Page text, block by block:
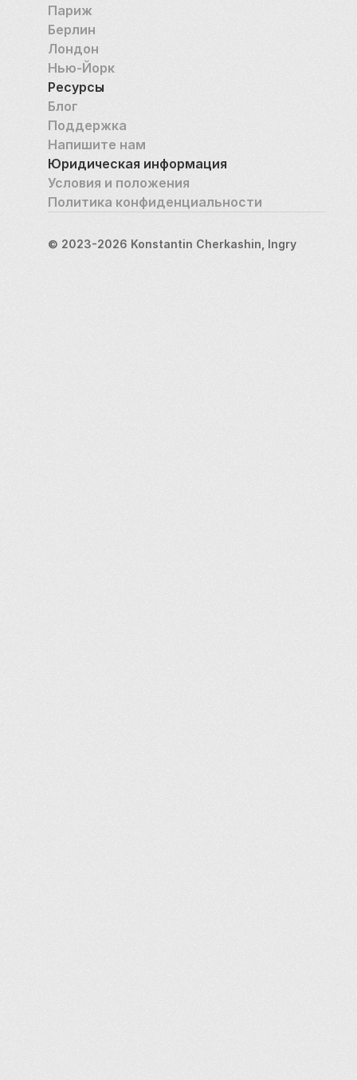
Париж
Берлин
Лондон
Нью-Йорк
Ресурсы
Блог
Поддержка
Напишите нам
Юридическая информация
Условия и положения
Политика конфиденциальности
© 2023-2026 Konstantin Cherkashin, Ingry